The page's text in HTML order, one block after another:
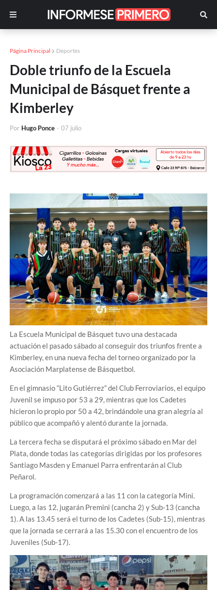
Página Principal Deportes
Doble triunfo de la Escuela
Municipal de Básquet frente a
Kimberley
Por Hugo Ponce - 07 julio
La Escuela Municipal de Básquet tuvo una destacada
actuación el pasado sábado al conseguir dos triunfos frente a
Kimberley, en una nueva fecha del torneo organizado por la
Asociación Marplatense de Básquetbol.
En el gimnasio “Lito Gutiérrez” del Club Ferroviarios, el equipo
Juvenil se impuso por 53 a 29, mientras que los Cadetes
hicieron lo propio por 50 a 42, brindándole una gran alegría al
público que acompañó y alentó durante la jornada.
La tercera fecha se disputará el próximo sábado en Mar del
Plata, donde todas las categorías dirigidas por los profesores
Santiago Masden y Emanuel Parra enfrentarán al Club
Peñarol.
La programación comenzará a las 11 con la categoría Mini.
Luego, a las 12, jugarán Premini (cancha 2) y Sub-13 (cancha
1). A las 13.45 será el turno de los Cadetes (Sub-15), mientras
que la jornada se cerrará a las 15.30 con el encuentro de los
Juveniles (Sub-17).